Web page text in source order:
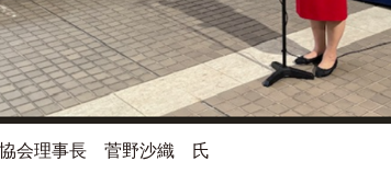
会理事長 菅野沙織 氏